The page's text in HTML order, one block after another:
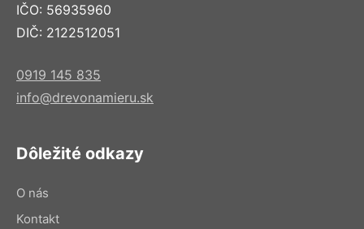
IČO: 56935960
DIČ: 2122512051
0919 145 835
info@drevonamieru.sk
Dôležité odkazy
O nás
Kontakt